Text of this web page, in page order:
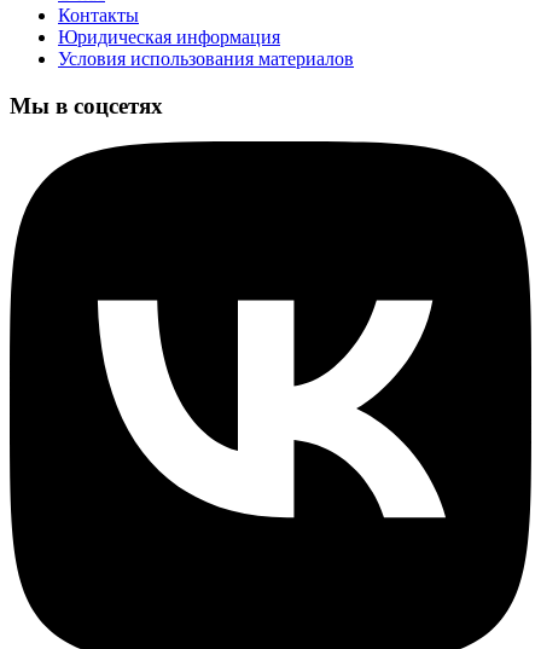
Контакты
Юридическая информация
Условия использования материалов
Мы в соцсетях